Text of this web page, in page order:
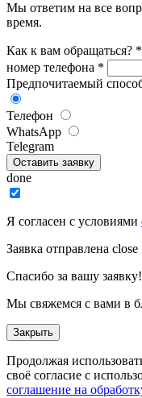
Мы ответим на все
время.
Как к вам обращаться? *
номер телефона *
Предпочитаемый
Телефон
WhatsApp
Telegram
Оставить заявку
done
Я согласен с условиями
Заявка отправлена close
Спасибо за вашу заявку!
Мы свяжемся с вами в
Закрыть
Продолжая
своё согласие с
соглашение на